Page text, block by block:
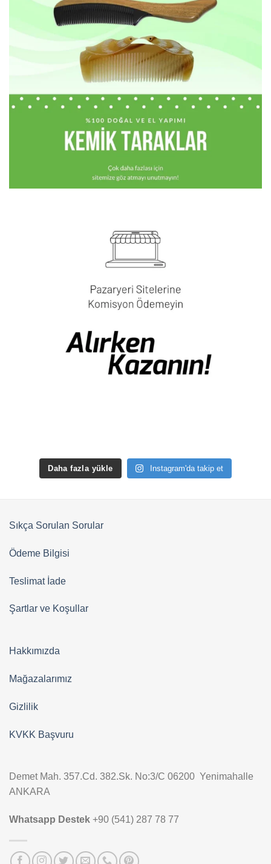
Daha fazla yükle Instagram'da takip et
Sıkça Sorulan Sorular
Ödeme Bilgisi
Teslimat İade
Şartlar ve Koşullar
Hakkımızda
Mağazalarımız
Gizlilik
KVKK Başvuru
Demet Mah. 357.Cd. 382.Sk. No:3/C 06200 Yenimahalle
ANKARA
Whatsapp Destek +90 (541) 287 78 77